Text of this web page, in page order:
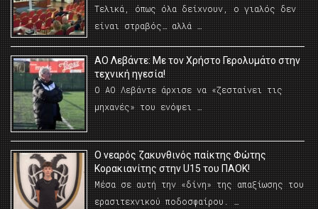
Τελικά, όπως όλα δείχνουν, ο γιαλός δεν
είναι στραβός… αλλά …
ΑΟ Λεβάντε: Με τον Χρήστο Γερολυμάτο στην
τεχνική ηγεσία!
Ο ΑΟ Λεβάντε άρχισε να «ζεσταίνει τις
μηχανές» του ενόψει …
O νεαρός ζακυνθινός παίκτης Φώτης
Κορακιανίτης στην U15 του ΠΑΟΚ!
Μέσα σε αυτή την «δίνη» της απαξίωσης του
ερασιτεχνικού ποδοσφαίρου. …